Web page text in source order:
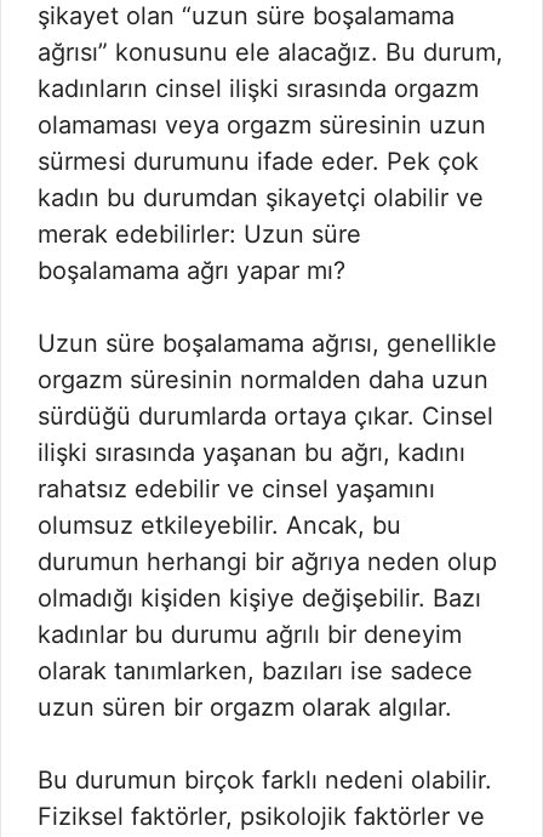
şikayet olan “uzun süre boşalamama
ağrısı” konusunu ele alacağız. Bu durum,
kadınların cinsel ilişki sırasında orgazm
olamaması veya orgazm süresinin uzun
sürmesi durumunu ifade eder. Pek çok
kadın bu durumdan şikayetçi olabilir ve
merak edebilirler: Uzun süre
boşalamama ağrı yapar mı?
Uzun süre boşalamama ağrısı, genellikle
orgazm süresinin normalden daha uzun
sürdüğü durumlarda ortaya çıkar. Cinsel
ilişki sırasında yaşanan bu ağrı, kadını
rahatsız edebilir ve cinsel yaşamını
olumsuz etkileyebilir. Ancak, bu
durumun herhangi bir ağrıya neden olup
olmadığı kişiden kişiye değişebilir. Bazı
kadınlar bu durumu ağrılı bir deneyim
olarak tanımlarken, bazıları ise sadece
uzun süren bir orgazm olarak algılar.
Bu durumun birçok farklı nedeni olabilir.
Fiziksel faktörler, psikolojik faktörler ve